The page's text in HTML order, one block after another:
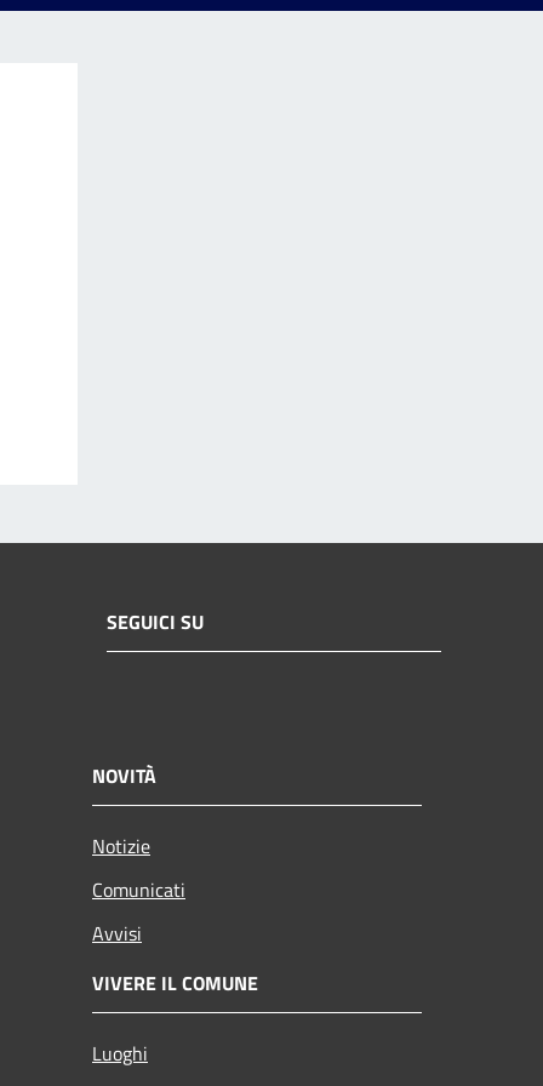
SEGUICI SU
NOVITÀ
Notizie
Comunicati
Avvisi
VIVERE IL COMUNE
Luoghi